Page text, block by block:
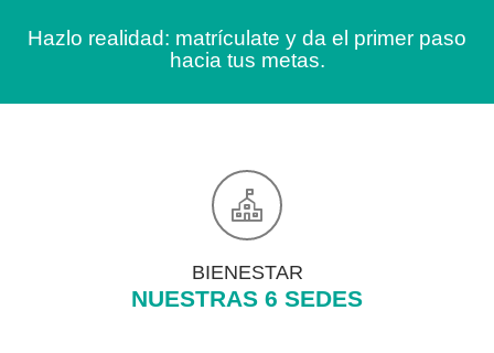
Hazlo realidad: matrículate y da el primer paso
hacia tus metas.
BIENESTAR
NUESTRAS 6 SEDES